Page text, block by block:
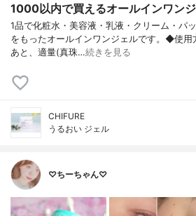
1000以内で買えるオールインワンジ
1品で化粧水・美容液・乳液・クリーム・ パ
をもったオ ールインワンジェルです。 ◆使
あと、適量(真珠…続きを見る
CHIFURE
うるおい ジェル
♡ちーちゃん♡